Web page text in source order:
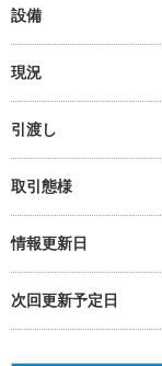
設備
現況
引渡し
取引態様
情報更新日
次回更新予定日